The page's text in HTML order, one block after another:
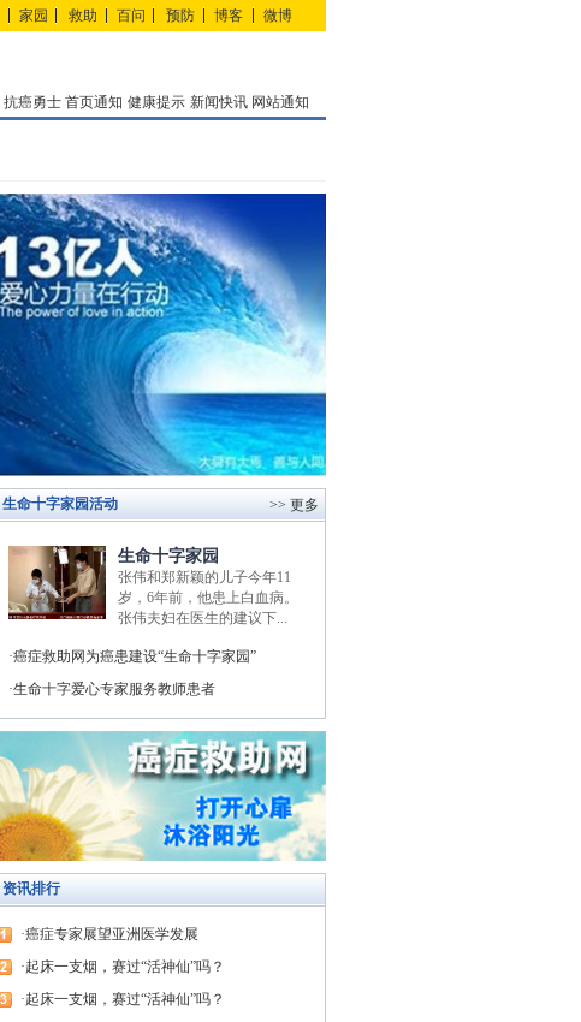
家园 救助 百问 预防 博客 微博
抗癌勇士 首页通知 健康提示 新闻快讯 网站通知
生命十字家园活动 >> 更多
生命十字家园
张伟和郑新颖的儿子今年11
岁，6年前，他患上白血病。
张伟夫妇在医生的建议下...
癌症救助网为癌患建设“生命十字家园”
生命十字爱心专家服务教师患者
资讯排行
癌症专家展望亚洲医学发展
起床一支烟，赛过“活神仙”吗？
起床一支烟，赛过“活神仙”吗？